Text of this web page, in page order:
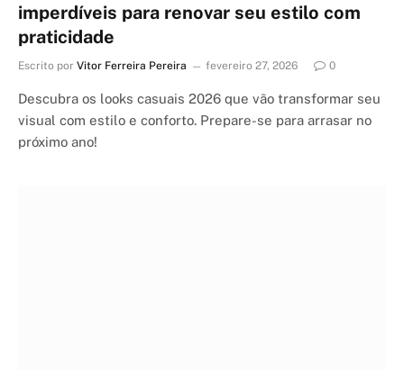
imperdíveis para renovar seu estilo com
praticidade
Escrito por Vitor Ferreira Pereira fevereiro 27, 2026 0
Descubra os looks casuais 2026 que vão transformar seu
visual com estilo e conforto. Prepare-se para arrasar no
próximo ano!